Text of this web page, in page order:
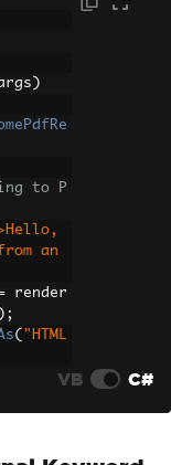
)
to P
an
render
);
( "HTML
VB C#